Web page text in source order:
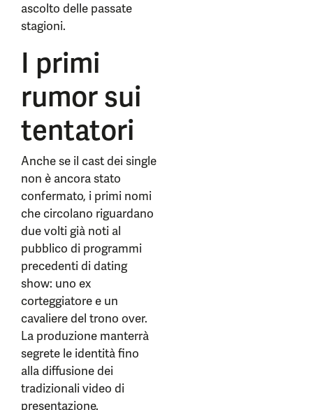
ascolto delle passate
stagioni.
I primi
rumor sui
tentatori
Anche se il cast dei single
non è ancora stato
confermato, i primi nomi
che circolano riguardano
due volti già noti al
pubblico di programmi
precedenti di dating
show: uno ex
corteggiatore e un
cavaliere del trono over.
La produzione manterrà
segrete le identità fino
alla diffusione dei
tradizionali video di
presentazione.